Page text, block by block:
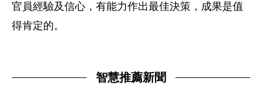
官員經驗及信心，有能力作出最佳決策，成果是值
得肯定的。
智慧推薦新聞